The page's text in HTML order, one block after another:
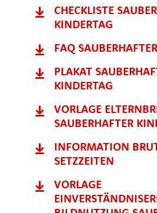
CHECKLISTE
KINDERTAG
FAQ
PLAKAT
KINDERTAG
VORLAGE
SAUBERHAFTER
INFORMATION
SETZZEITEN
VORLAGE